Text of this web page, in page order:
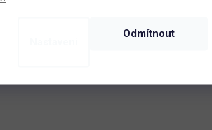
Odmítnout
1000, s důrazem na českou ruční
Rhodiované provedení dodává šperku
varianta propůjčuje soupravě teplý
za dostupnější cenu. Pro prsten si
s certifikátem pravosti v dárkové